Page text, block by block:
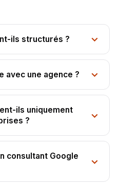
ils structurés ?
avec une agence ?
ils uniquement
?
consultant Google